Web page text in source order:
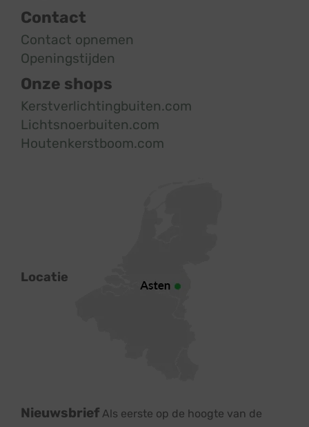
Contact
Contact opnemen
Openingstijden
Onze shops
Kerstverlichtingbuiten.com
Lichtsnoerbuiten.com
Houtenkerstboom.com
Locatie
Nieuwsbrief Als eerste op de hoogte van de